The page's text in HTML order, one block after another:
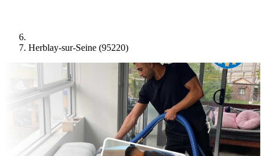
Herblay-sur-Seine (95220)